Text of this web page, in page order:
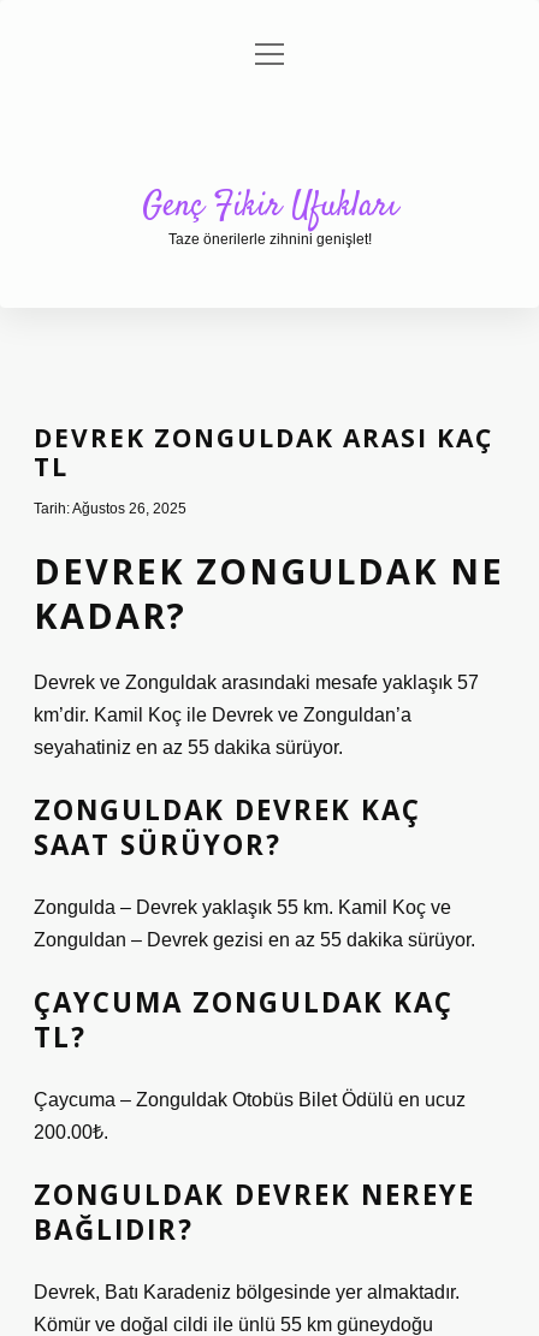
Gizlilik Politikası
menüyü
Genç Fikir Ufukları
Taze önerilerle zihnini genişlet!
DEVREK ZONGULDAK ARASI KAÇ
TL
Tarih: Ağustos 26, 2025
DEVREK ZONGULDAK NE
KADAR?
Devrek ve Zonguldak arasındaki mesafe yaklaşık 57
km’dir. Kamil Koç ile Devrek ve Zonguldan’a
seyahatiniz en az 55 dakika sürüyor.
ZONGULDAK DEVREK KAÇ
SAAT SÜRÜYOR?
Zongulda – Devrek yaklaşık 55 km. Kamil Koç ve
Zonguldan – Devrek gezisi en az 55 dakika sürüyor.
ÇAYCUMA ZONGULDAK KAÇ
TL?
Çaycuma – Zonguldak Otobüs Bilet Ödülü en ucuz
200.00₺.
ZONGULDAK DEVREK NEREYE
BAĞLIDIR?
Devrek, Batı Karadeniz bölgesinde yer almaktadır.
Kömür ve doğal cildi ile ünlü 55 km güneydoğu